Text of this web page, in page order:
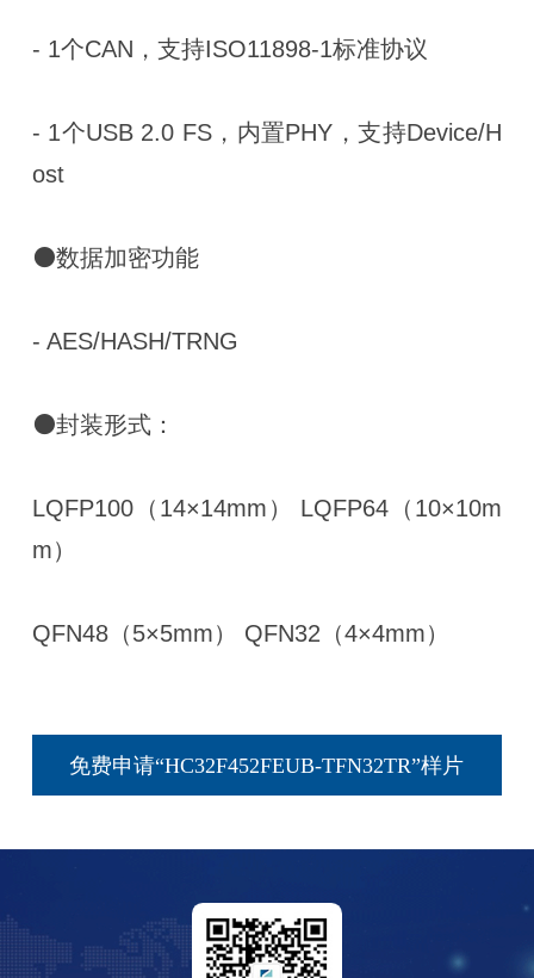
- 1个CAN，支持ISO11898-1标准协议
- 1个USB 2.0 FS，内置PHY，支持Device/H
ost
⚫数据加密功能
- AES/HASH/TRNG
⚫封装形式：
LQFP100（14×14mm） LQFP64（10×10m
m）
QFN48（5×5mm） QFN32（4×4mm）
免费申请“HC32F452FEUB-TFN32TR”样片